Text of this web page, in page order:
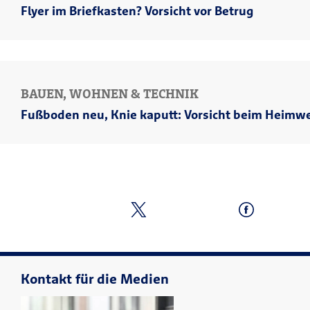
Flyer im Briefkasten? Vorsicht vor Betrug
BAUEN, WOHNEN & TECHNIK
Fußboden neu, Knie kaputt: Vorsicht beim
Kontakt für die Medien